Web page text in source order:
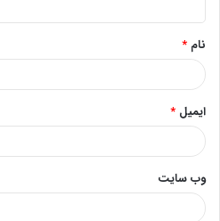
*
نام *
ایمیل *
وب‌ سایت